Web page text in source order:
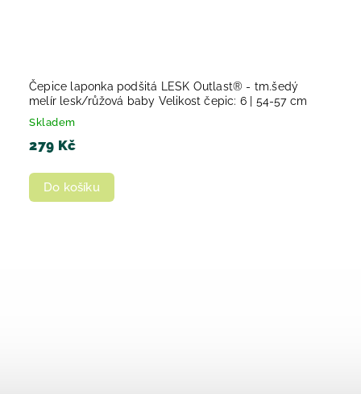
Čepice laponka podšitá LESK Outlast® - tm.šedý
melír lesk/růžová baby Velikost čepic: 6 | 54-57 cm
Skladem
279 Kč
Do košíku